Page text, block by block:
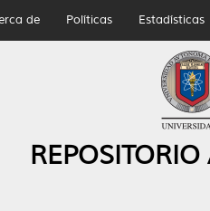
de Políticas Estadísticas